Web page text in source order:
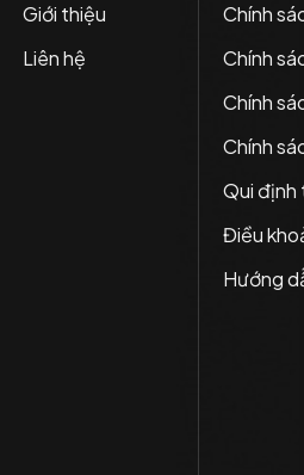
Giới thiệu
Liên hệ
Chính
Chính
Chính
Chính
Qui định
Điều
Hướng